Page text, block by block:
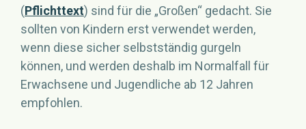
(Pflichttext) sind für die „Großen“ gedacht. Sie
sollten von Kindern erst verwendet werden,
wenn diese sicher selbstständig gurgeln
können, und werden deshalb im Normalfall für
Erwachsene und Jugendliche ab 12 Jahren
empfohlen.